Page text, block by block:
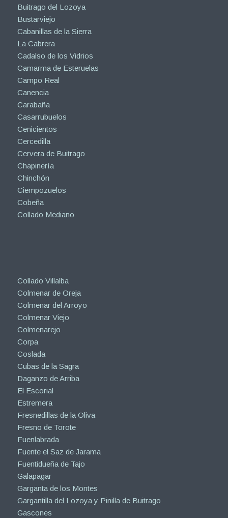
Buitrago del Lozoya
Bustarviejo
Cabanillas de la Sierra
La Cabrera
Cadalso de los Vidrios
Camarma de Esteruelas
Campo Real
Canencia
Carabaña
Casarrubuelos
Cenicientos
Cercedilla
Cervera de Buitrago
Chapinería
Chinchón
Ciempozuelos
Cobeña
Collado Mediano
Collado Villalba
Colmenar de Oreja
Colmenar del Arroyo
Colmenar Viejo
Colmenarejo
Corpa
Coslada
Cubas de la Sagra
Daganzo de Arriba
El Escorial
Estremera
Fresnedillas de la Oliva
Fresno de Torote
Fuenlabrada
Fuente el Saz de Jarama
Fuentidueña de Tajo
Galapagar
Garganta de los Montes
Gargantilla del Lozoya y Pinilla de Buitrago
Gascones